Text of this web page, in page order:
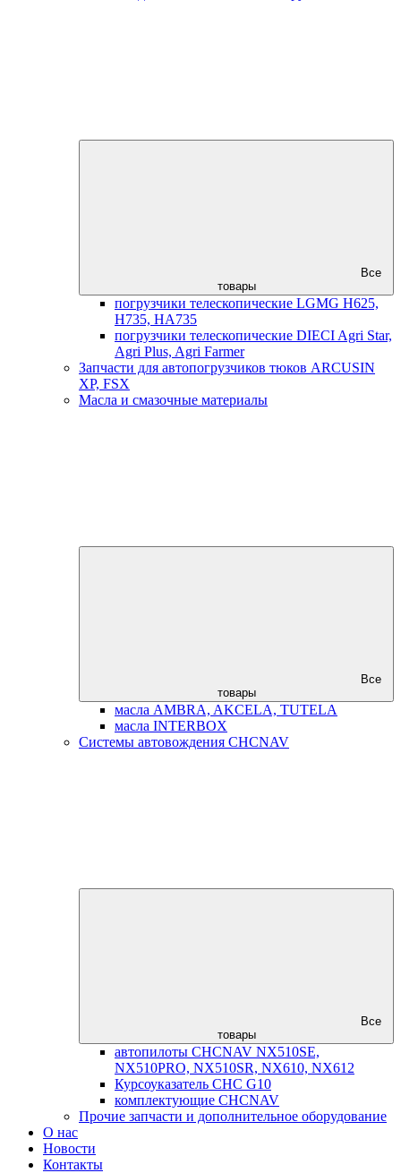
Все
товары
погрузчики телескопические LGMG H625,
H735, HA735
погрузчики телескопические DIECI Agri Star,
Agri Plus, Agri Farmer
Запчасти для автопогрузчиков тюков ARCUSIN
XP, FSX
Масла и смазочные материалы
Все
товары
масла AMBRA, AKCELA, TUTELA
масла INTERBOX
Системы автовождения CHCNAV
Все
товары
автопилоты CHCNAV NX510SE,
NX510PRO, NX510SR, NX610, NX612
Курсоуказатель CHC G10
комплектующие CHCNAV
Прочие запчасти и дополнительное оборудование
О нас
Новости
Контакты